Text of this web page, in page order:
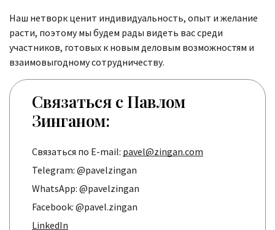
Наш нетворк ценит индивидуальность, опыт и желание
расти, поэтому мы будем рады видеть вас среди
участников, готовых к новым деловым возможностям и
взаимовыгодному сотрудничеству.
Связаться с Павлом
Зинганом:
Связаться по E-mail: pavel@zingan.com
Telegram: @pavelzingan
WhatsApp: @pavelzingan
Facebook: @pavel.zingan
LinkedIn